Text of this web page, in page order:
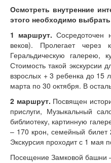
Осмотреть внутренние
этого необходимо
1 маршрут. Сосредоточен
веков). Пролегает
Геральдическую галерею,
Стоимость такой экскурсии
взрослых + 3 ребенка до 15
марта по 30 октября. В
2 маршрут. Посвящен
прислуги, Музыкальный
библиотеку, картинную
– 170 крон, семейный билет
Экскурсия проходит с 1 мая
Посещение Замковой башни